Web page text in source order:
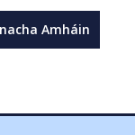
Amháin